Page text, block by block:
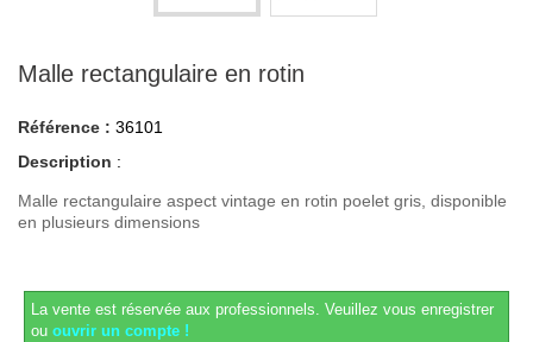
Malle rectangulaire en rotin
Référence : 36101
Description :
Malle rectangulaire aspect vintage en rotin poelet gris, disponible
en plusieurs dimensions
La vente est réservée aux professionnels. Veuillez vous enregistrer
ou ouvrir un compte !